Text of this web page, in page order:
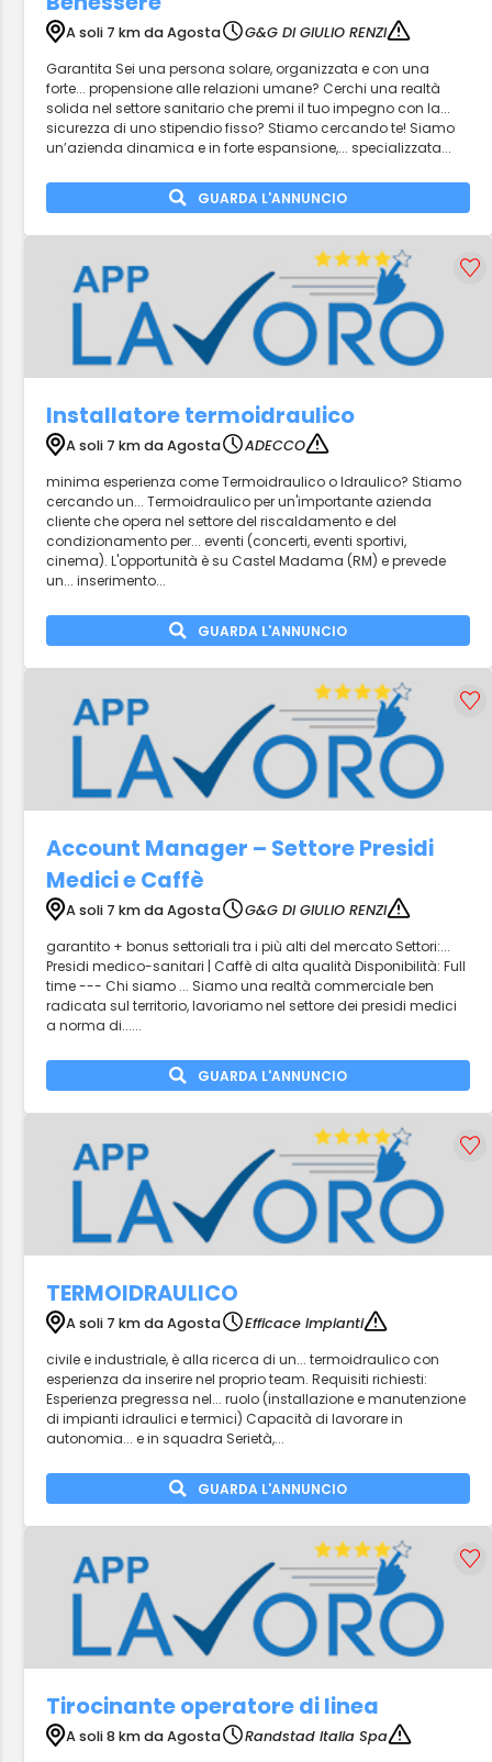
A soli 7 km da Agosta
G&G DI GIULIO RENZI
Garantita Sei una persona solare, organizzata e con una
forte... propensione alle relazioni umane? Cerchi una realtà
solida nel settore sanitario che premi il tuo impegno con la...
sicurezza di uno stipendio fisso? Stiamo cercando te! Siamo
un’azienda dinamica e in forte espansione,... specializzata...
GUARDA L'ANNUNCIO
Installatore termoidraulico
A soli 7 km da Agosta
ADECCO
minima esperienza come Termoidraulico o Idraulico? Stiamo
cercando un... Termoidraulico per un'importante azienda
cliente che opera nel settore del riscaldamento e del
condizionamento per... eventi (concerti, eventi sportivi,
cinema). L'opportunità è su Castel Madama (RM) e prevede
un... inserimento...
GUARDA L'ANNUNCIO
Account Manager – Settore Presidi
Medici e Caffè
A soli 7 km da Agosta
G&G DI GIULIO RENZI
garantito + bonus settoriali tra i più alti del mercato Settori:...
Presidi medico-sanitari | Caffè di alta qualità Disponibilità: Full
time --- Chi siamo ... Siamo una realtà commerciale ben
radicata sul territorio, lavoriamo nel settore dei presidi medici
a norma di......
GUARDA L'ANNUNCIO
TERMOIDRAULICO
A soli 7 km da Agosta
Efficace Impianti
civile e industriale, è alla ricerca di un... termoidraulico con
esperienza da inserire nel proprio team. Requisiti richiesti:
Esperienza pregressa nel... ruolo (installazione e manutenzione
di impianti idraulici e termici) Capacità di lavorare in
autonomia... e in squadra Serietà,...
GUARDA L'ANNUNCIO
Tirocinante operatore di linea
A soli 8 km da Agosta
Randstad Italia Spa